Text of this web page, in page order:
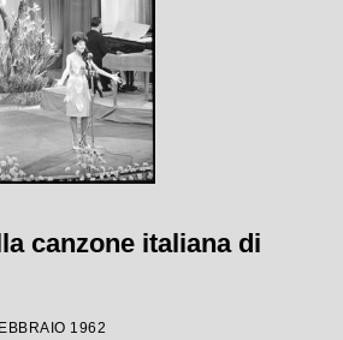
canzone italiana di
1962